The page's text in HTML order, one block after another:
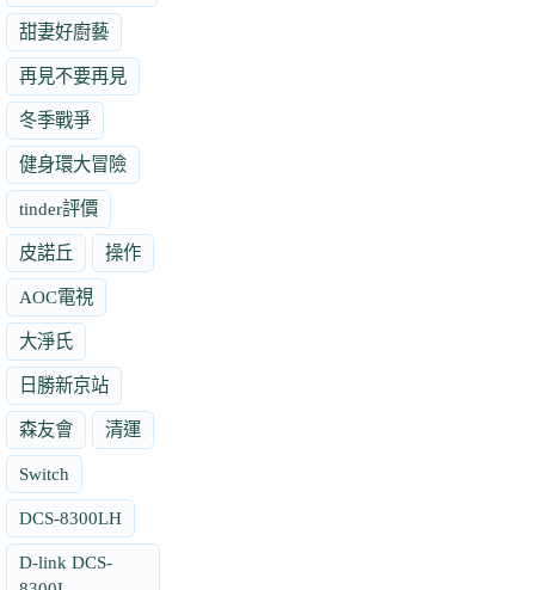
甜妻好廚藝
再見不要再見
冬季戰爭
健身環大冒險
tinder評價
皮諾丘 操作
AOC電視
大淨氏
日勝新京站
森友會 清運
Switch
DCS-8300LH
D-link DCS-